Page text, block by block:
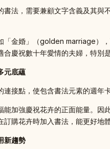
書法，需要兼顧文字含義及其與
「金婚」（golden marriage）
合慶祝數十年愛情的夫婦，特別
元底蘊
連接點，使包含書法元素的週年
能加強慶祝花卉的正面能量。因
購花卉時加入書法，能更好地
新趨勢